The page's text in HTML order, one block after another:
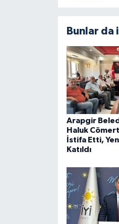
Bunlar da
Arapgir
Haluk
İstifa Etti,
Katıldı